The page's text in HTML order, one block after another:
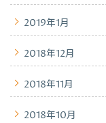
2019年1月
2018年12月
2018年11月
2018年10月